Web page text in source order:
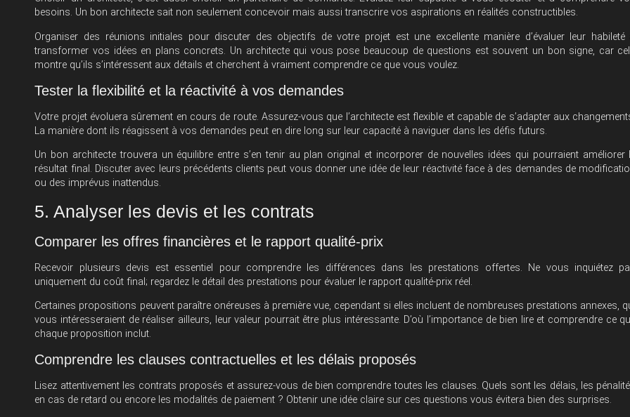
besoins. Un bon architecte sait non seulement concevoir mais aussi transcrire vos aspirations en réalités constructibles.
Organiser des réunions initiales pour discuter des objectifs de votre projet est une excellente manière d’évaluer leur habileté
transformer vos idées en plans concrets. Un architecte qui vous pose beaucoup de questions est souvent un bon signe, car
montre qu’ils s’intéressent aux détails et cherchent à vraiment comprendre ce que vous voulez.
Tester la flexibilité et la réactivité à vos demandes
Votre projet évoluera sûrement en cours de route. Assurez-vous que l’architecte est flexible et capable de s’adapter aux
La manière dont ils réagissent à vos demandes peut en dire long sur leur capacité à naviguer dans les défis futurs.
Un bon architecte trouvera un équilibre entre s’en tenir au plan original et incorporer de nouvelles idées qui pourraient améliorer
résultat final. Discuter avec leurs précédents clients peut vous donner une idée de leur réactivité face à des demandes de
ou des imprévus inattendus.
5. Analyser les devis et les contrats
Comparer les offres financières et le rapport qualité-prix
Recevoir plusieurs devis est essentiel pour comprendre les différences dans les prestations offertes. Ne vous inquiétez
uniquement du coût final; regardez le détail des prestations pour évaluer le rapport qualité-prix réel.
Certaines propositions peuvent paraître onéreuses à première vue, cependant si elles incluent de nombreuses prestations annexes,
vous intéresseraient de réaliser ailleurs, leur valeur pourrait être plus intéressante. D’où l’importance de bien lire et comprendre ce
chaque proposition inclut.
Comprendre les clauses contractuelles et les délais proposés
Lisez attentivement les contrats proposés et assurez-vous de bien comprendre toutes les clauses. Quels sont les délais, les
en cas de retard ou encore les modalités de paiement ? Obtenir une idée claire sur ces questions vous évitera bien des surprises.